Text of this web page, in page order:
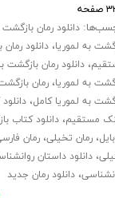
دانلود رمان بازگشت
به لموریا،دانلود
،دانلود رمان بازگشت
به لموریا،رمان
به لموریا کامل،
مستقیم،دانلود کتاب
،رمان تخیلی،رمان
،دانلود داستان
،دانلود رمان جدید